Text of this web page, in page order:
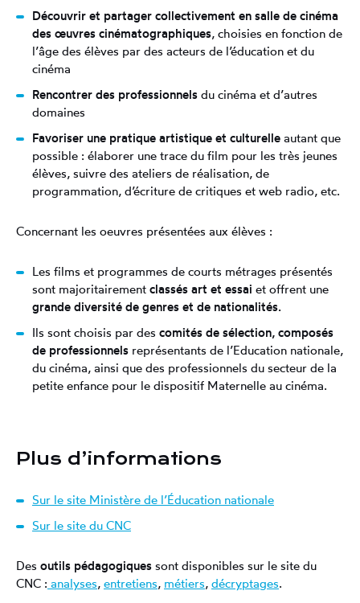
Découvrir et partager collectivement en salle de cinéma
des œuvres cinématographiques, choisies en fonction de
l’âge des élèves par des acteurs de l’éducation et du
cinéma
Rencontrer des professionnels du cinéma et d’autres
domaines
Favoriser une pratique artistique et culturelle autant que
possible : élaborer une trace du film pour les très jeunes
élèves, suivre des ateliers de réalisation, de
programmation, d’écriture de critiques et web radio, etc.
Concernant les oeuvres présentées aux élèves :
Les films et programmes de courts métrages présentés
sont majoritairement classés art et essai et offrent une
grande diversité de genres et de nationalités.
Ils sont choisis par des comités de sélection, composés
de professionnels représentants de l’Education nationale,
du cinéma, ainsi que des professionnels du secteur de la
petite enfance pour le dispositif Maternelle au cinéma.
Plus d’informations
Sur le site Ministère de l’Éducation nationale
Sur le site du CNC
Des outils pédagogiques sont disponibles sur le site du
CNC : analyses, entretiens, métiers, décryptages.